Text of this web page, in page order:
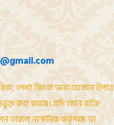
লেখা কিংবা অন্য যেকোন উপাত্ত
করা হয়েছে। যদি কোন ব্যক্তি
তাহলে নান্দনিক কর্তৃপক্ষ তা